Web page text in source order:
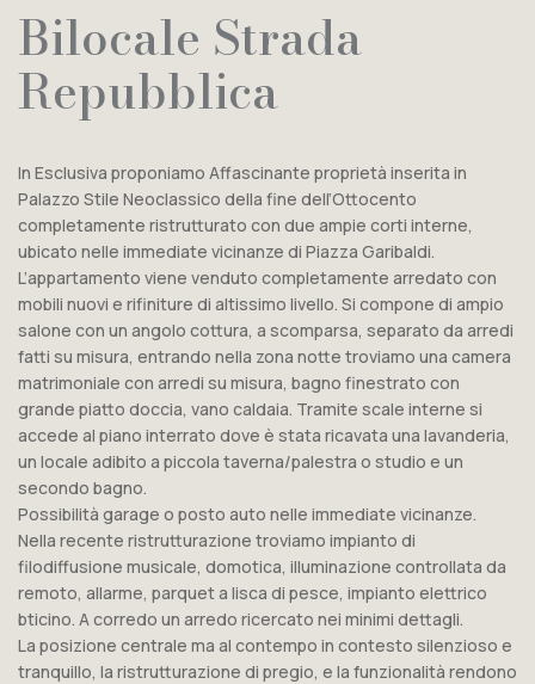
Bilocale Strada
Repubblica
In Esclusiva proponiamo Affascinante proprietà inserita in
Palazzo Stile Neoclassico della fine dell’Ottocento
completamente ristrutturato con due ampie corti interne,
ubicato nelle immediate vicinanze di Piazza Garibaldi.
L’appartamento viene venduto completamente arredato con
mobili nuovi e rifiniture di altissimo livello. Si compone di ampio
salone con un angolo cottura, a scomparsa, separato da arredi
fatti su misura, entrando nella zona notte troviamo una camera
matrimoniale con arredi su misura, bagno finestrato con
grande piatto doccia, vano caldaia. Tramite scale interne si
accede al piano interrato dove è stata ricavata una lavanderia,
un locale adibito a piccola taverna/palestra o studio e un
secondo bagno.
Possibilità garage o posto auto nelle immediate vicinanze.
Nella recente ristrutturazione troviamo impianto di
filodiffusione musicale, domotica, illuminazione controllata da
remoto, allarme, parquet a lisca di pesce, impianto elettrico
bticino. A corredo un arredo ricercato nei minimi dettagli.
La posizione centrale ma al contempo in contesto silenzioso e
tranquillo, la ristrutturazione di pregio, e la funzionalità rendono